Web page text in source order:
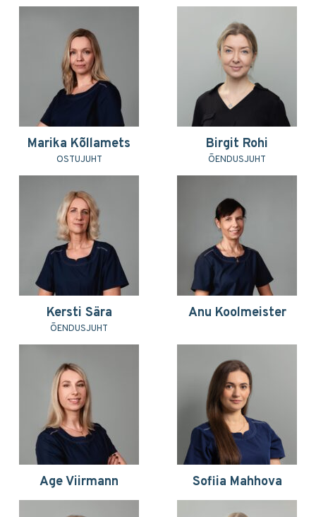
Marika Kõllamets
OSTUJUHT
Birgit Rohi
ÕENDUSJUHT
Kersti Sära
ÕENDUSJUHT
Anu Koolmeister
Age Viirmann Sofiia Mahhova